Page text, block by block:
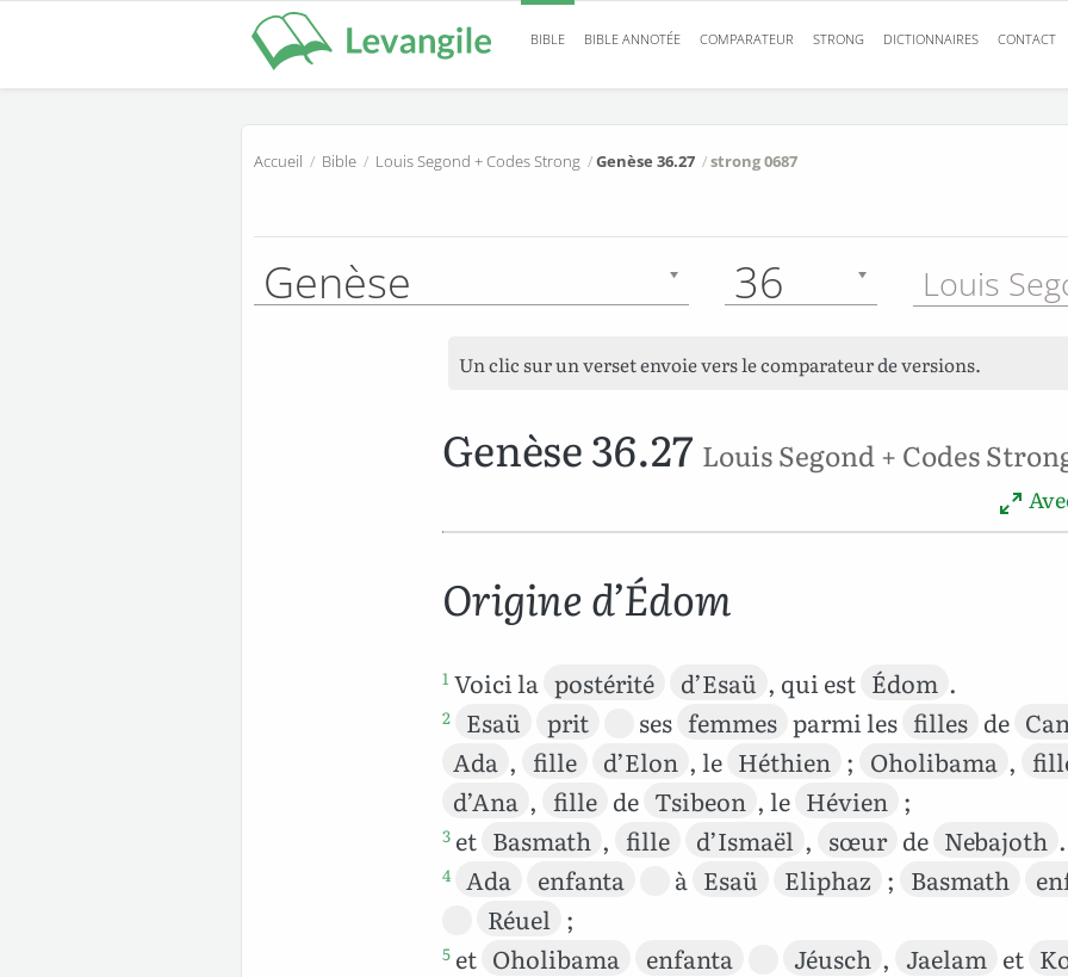
BIBLE BIBLE ANNOTÉE COMPARATEUR STRONG DICTIONNAIRES CONTACT
Accueil / Bible / Louis Segond + Codes Strong /Genèse 36.27 /strong 0687
Genèse 36
Un clic sur un verset envoie vers le comparateur de versions.
Genèse 36.27 Louis Segond + Codes
Origine d’Édom
1 Voici la postérité d’Esaü , qui est Édom .
2 Esaü prit ses femmes parmi les filles de
Ada , fille d’Elon , le Héthien ; Oholibama ,
d’Ana , fille de Tsibeon , le Hévien ;
3 et Basmath , fille d’Ismaël , sœur de Nebajoth .
4 Ada enfanta à Esaü Eliphaz ; Basmath
Réuel ;
5 et Oholibama enfanta Jéusch , Jaelam et